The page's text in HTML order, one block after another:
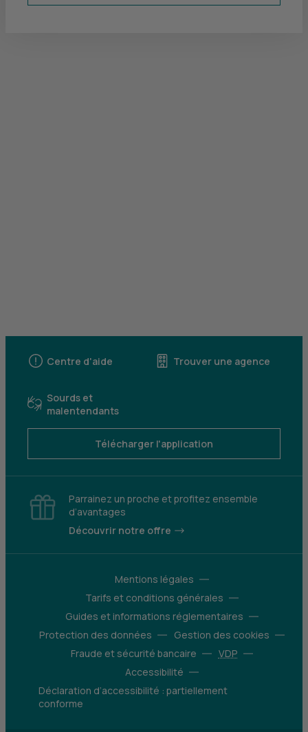
Centre d'aide Trouver une agence
Sourds et
malentendants
Télécharger l'application
Parrainez un proche et profitez ensemble
d’avantages
Découvrir notre offre
Mentions légales
Tarifs et conditions générales
Guides et informations réglementaires
Protection des données
Gestion des cookies
Fraude et sécurité bancaire
VDP
Accessibilité
Déclaration d’accessibilité : partiellement
conforme